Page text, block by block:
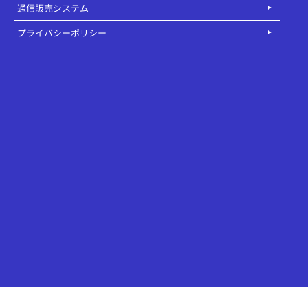
通信販売システム
プライバシーポリシー